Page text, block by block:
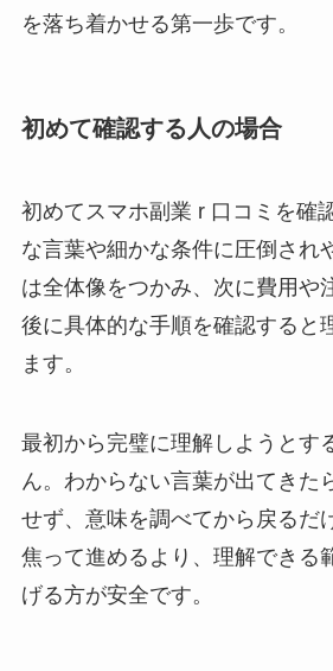
を落ち着かせる第一歩です。
初めて確認する人の場合
初めてスマホ副業 r 口コミを確
な言葉や細かな条件に圧倒され
は全体像をつかみ、次に費用や
後に具体的な手順を確認すると
ます。
最初から完璧に理解しようとす
ん。わからない言葉が出てきた
せず、意味を調べてから戻るだ
焦って進めるより、理解できる
げる方が安全です。